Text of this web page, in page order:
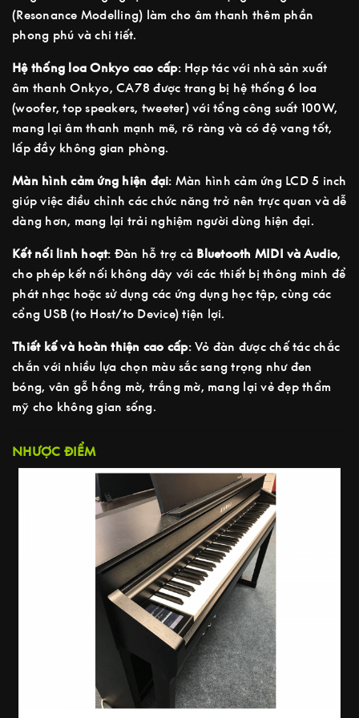
(Resonance Modelling) làm cho âm thanh thêm phần
phong phú và chi tiết.
Hệ thống loa Onkyo cao cấp: Hợp tác với nhà sản xuất
âm thanh Onkyo, CA78 được trang bị hệ thống 6 loa
(woofer, top speakers, tweeter) với tổng công suất 100W,
mang lại âm thanh mạnh mẽ, rõ ràng và có độ vang tốt,
lấp đầy không gian phòng.
Màn hình cảm ứng hiện đại: Màn hình cảm ứng LCD 5 inch
giúp việc điều chỉnh các chức năng trở nên trực quan và dễ
dàng hơn, mang lại trải nghiệm người dùng hiện đại.
Kết nối linh hoạt: Đàn hỗ trợ cả Bluetooth MIDI và Audio,
cho phép kết nối không dây với các thiết bị thông minh để
phát nhạc hoặc sử dụng các ứng dụng học tập, cùng các
cổng USB (to Host/to Device) tiện lợi.
Thiết kế và hoàn thiện cao cấp: Vỏ đàn được chế tác chắc
chắn với nhiều lựa chọn màu sắc sang trọng như đen
bóng, vân gỗ hồng mờ, trắng mờ, mang lại vẻ đẹp thẩm
mỹ cho không gian sống.
NHƯỢC ĐIỂM